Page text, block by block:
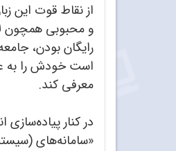
از نقاط قوت این
رایگان بودن،
است خودش را به
معرفی کند.
در کنار
«سامانه‌های